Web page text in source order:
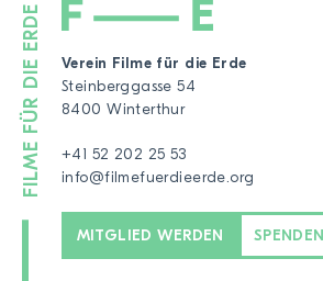
Verein Filme für die Erde
Steinberggasse 54
8400 Winterthur
+41 52 202 25 53
info@filmefuerdieerde.org
MITGLIED WERDEN SPENDEN